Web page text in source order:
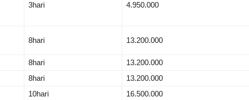
3hari 4.950.000
8hari 13.200.000
8hari
13.200.000
8hari
13.200.000
10hari 16.500.000